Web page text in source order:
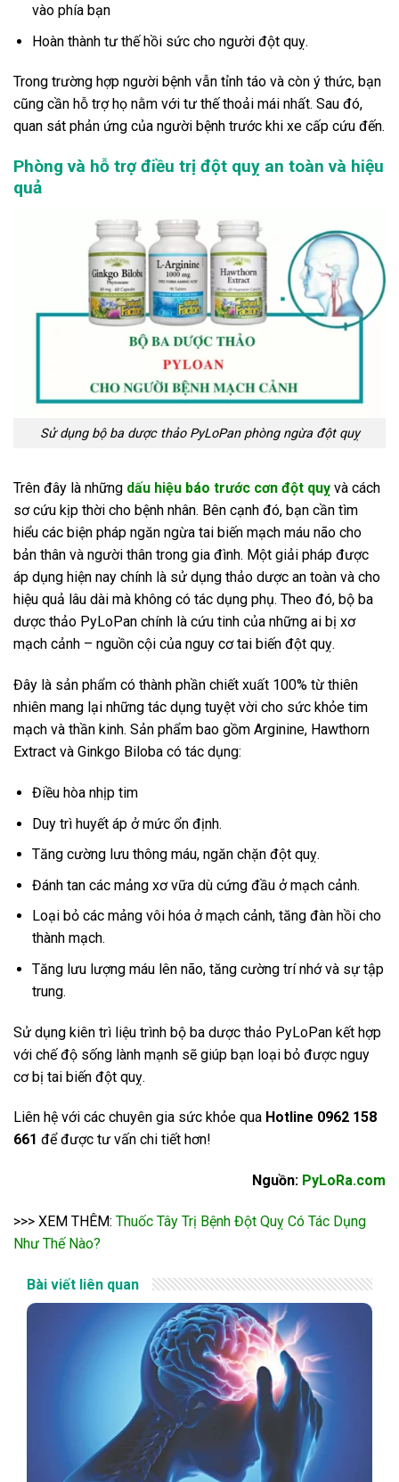
vào phía bạn
Hoàn thành tư thế hồi sức cho người đột quỵ.
Trong trường hợp người bệnh vẫn tỉnh táo và còn ý thức, bạn
cũng cần hỗ trợ họ nằm với tư thế thoải mái nhất. Sau đó,
quan sát phản ứng của người bệnh trước khi xe cấp cứu đến.
Phòng và hỗ trợ điều trị đột quỵ an toàn và hiệu
quả
Sử dụng bộ ba dược thảo PyLoPan phòng ngừa đột quỵ
Trên đây là những dấu hiệu báo trước cơn đột quỵ và cách
sơ cứu kịp thời cho bệnh nhân. Bên cạnh đó, bạn cần tìm
hiểu các biện pháp ngăn ngừa tai biến mạch máu não cho
bản thân và người thân trong gia đình. Một giải pháp được
áp dụng hiện nay chính là sử dụng thảo dược an toàn và cho
hiệu quả lâu dài mà không có tác dụng phụ. Theo đó, bộ ba
dược thảo PyLoPan chính là cứu tinh của những ai bị xơ
mạch cảnh – nguồn cội của nguy cơ tai biến đột quỵ.
Đây là sản phẩm có thành phần chiết xuất 100% từ thiên
nhiên mang lại những tác dụng tuyệt vời cho sức khỏe tim
mạch và thần kinh. Sản phẩm bao gồm Arginine, Hawthorn
Extract và Ginkgo Biloba có tác dụng:
Điều hòa nhịp tim
Duy trì huyết áp ở mức ổn định.
Tăng cường lưu thông máu, ngăn chặn đột quỵ.
Đánh tan các mảng xơ vữa dù cứng đầu ở mạch cảnh.
Loại bỏ các mảng vôi hóa ở mạch cảnh, tăng đàn hồi cho
thành mạch.
Tăng lưu lượng máu lên não, tăng cường trí nhớ và sự tập
trung.
Sử dụng kiên trì liệu trình bộ ba dược thảo PyLoPan kết hợp
với chế độ sống lành mạnh sẽ giúp bạn loại bỏ được nguy
cơ bị tai biến đột quỵ.
Liên hệ với các chuyên gia sức khỏe qua Hotline 0962 158
661 để được tư vấn chi tiết hơn!
Nguồn: PyLoRa.com
>>> XEM THÊM: Thuốc Tây Trị Bệnh Đột Quỵ Có Tác Dụng
Như Thế Nào?
Bài viết liên quan